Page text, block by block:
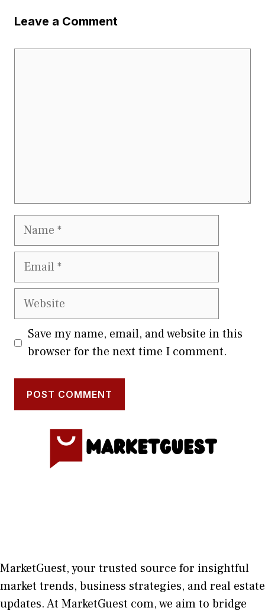
Leave a Comment
Name
Email
Website
Save my name, email, and website in this
browser for the next time I comment.
MarketGuest, your trust⁠ed sour​ce for i‍nsightful
market trends, bu​sine​ss stra​tegie‌s, and re‍al estate
updates. AtM​arketG‍uest com, we aim⁠ to b⁠ridge